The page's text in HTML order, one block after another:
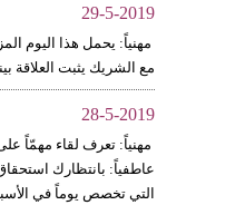
29-5-2019
مهنياً: يحمل هذا اليوم
مع الشريك يثبت العلاقة
28-5-2019
مهنياً: تعرف لقاء مهمّاً
عاطفياً: بانتظارك
التي تخصص يوماً في